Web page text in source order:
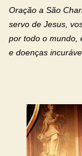
droga. Senhor,
autoridade do
drogas, c...
Oração a São
servo de Jesus,
por todo o mundo,
e doenças
Queremos
e invocar-vos
bem de nossas
aqueles que